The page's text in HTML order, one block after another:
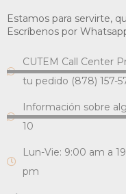
Estamos para servirte,
Escríbenos por
CUTEM Call Center
tu pedido (878) 157-
Información sobre
10
Lun-Vie: 9:00 am a
pm